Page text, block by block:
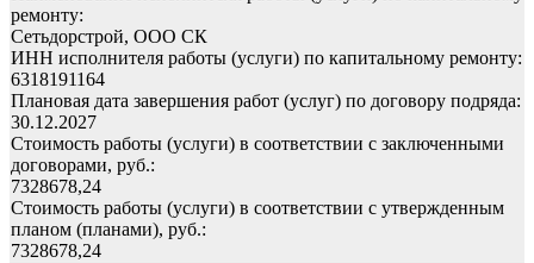
ремонту:
Сетьдорстрой, ООО СК
ИНН исполнителя работы (услуги) по капитальному ремонту:
6318191164
Плановая дата завершения работ (услуг) по договору подряда:
30.12.2027
Стоимость работы (услуги) в соответствии с заключенными
договорами, руб.:
7328678,24
Стоимость работы (услуги) в соответствии с утвержденным
планом (планами), руб.:
7328678,24